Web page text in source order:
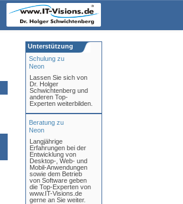
Schulung zu
Neon
Lassen Sie sich von
Dr. Holger
Schwichtenberg und
anderen Top-
Experten weiterbilden.
Beratung zu
Neon
Langjährige
Erfahrungen bei der
Entwicklung von
Desktop-, Web- und
Mobil-Anwendungen
sowie dem Betrieb
von Software geben
die Top-Experten von
www.IT-Visions.de
gerne an Sie weiter.
Unterstützung